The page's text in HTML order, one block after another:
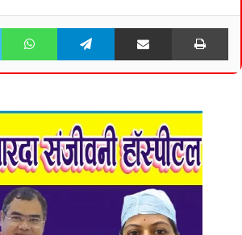
Twitter WhatsApp Telegram Share via Email